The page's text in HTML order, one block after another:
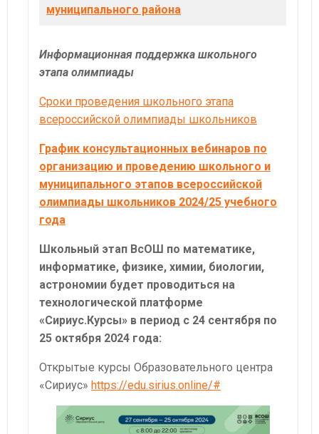
муниципального района
Информационная поддержка школьного
этапа олимпиады
Сроки проведения школьного этапа
всероссийской олимпиады школьников
График консультационных вебинаров по
организацию и проведению школьного и
муниципального этапов всероссийской
олимпиады школьников 2024/25 учебного
года
Школьный этап ВсОШ по математике,
информатике, физике, химии, биологии,
астрономии будет проводиться на
технологической платформе
«Сириус.Курсы» в период с 24 сентября по
25 октября 2024 года:
Открытые курсы Образовательного центра
«Сириус» https://edu.sirius.online/#